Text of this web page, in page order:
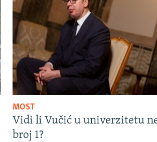
MOST
Vidi li Vučić u univerzitetu
broj 1?